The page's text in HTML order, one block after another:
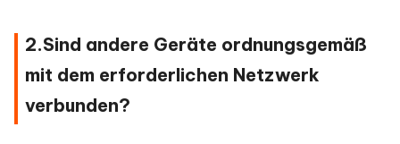
2.Sind andere Geräte ordnungsgemäß
mit dem erforderlichen Netzwerk
verbunden?